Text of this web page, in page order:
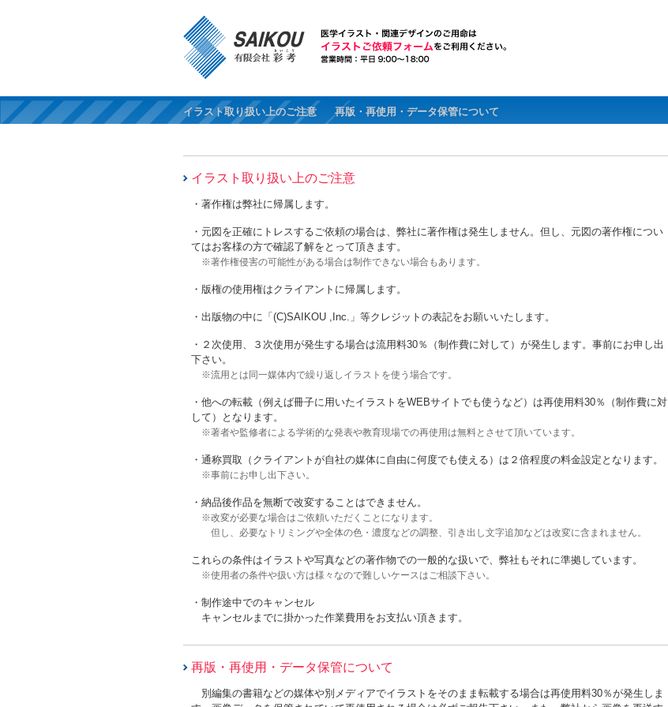
イラスト取り扱い上のご注意 再版・再使用・データ保管について
イラスト取り扱い上のご注意
・著作権は弊社に帰属します。
・元図を正確にトレスするご依頼の場合は、弊社に著作権は発生しません。但し、元図の著作権につい
てはお客様の方で確認了解をとって頂きます。
※著作権侵害の可能性がある場合は制作できない場合もあります。
・版権の使用権はクライアントに帰属します。
・出版物の中に「(C)SAIKOU ,Inc.」等クレジットの表記をお願いいたします。
・２次使用、３次使用が発生する場合は流用料30％（制作費に対して）が発生します。事前にお申し出
下さい。
※流用とは同一媒体内で繰り返しイラストを使う場合です。
・他への転載（例えば冊子に用いたイラストをWEBサイトでも使うなど）は再使用料30％（制作費に対
して）となります。
※著者や監修者による学術的な発表や教育現場での再使用は無料とさせて頂いています。
・通称買取（クライアントが自社の媒体に自由に何度でも使える）は２倍程度の料金設定となります。
※事前にお申し出下さい。
・納品後作品を無断で改変することはできません。
※改変が必要な場合はご依頼いただくことになります。
但し、必要なトリミングや全体の色・濃度などの調整、引き出し文字追加などは改変に含まれません。
これらの条件はイラストや写真などの著作物での一般的な扱いで、弊社もそれに準拠しています。
※使用者の条件や扱い方は様々なので難しいケースはご相談下さい。
・制作途中でのキャンセル
キャンセルまでに掛かった作業費用をお支払い頂きます。
再版・再使用・データ保管について
別編集の書籍などの媒体や別メディアでイラストをそのまま転載する場合は再使用料30％が発生しま